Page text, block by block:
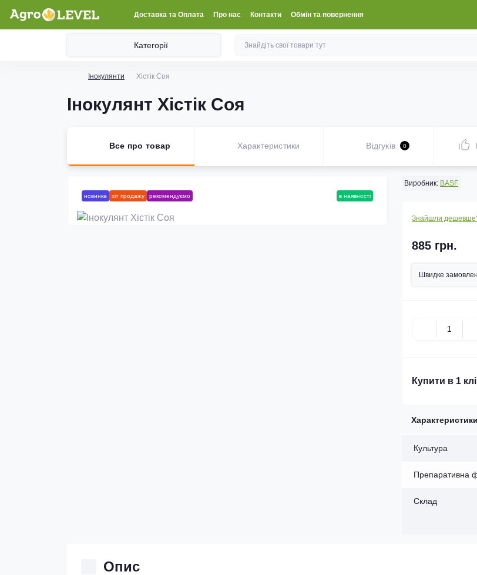
Доставка та Оплата Про нас Контакти Обмін та повернення
Категорії
Інокулянти Хістік Соя
Інокулянт Хістік Соя
Все про товар Характеристики Відгуків 0
новинка хіт продажу рекомендуємо в наявності
Виробник: BASF
Знайшли
885 грн.
Швидке
Купити в 1
Культура
Препаративна
Склад
Опис